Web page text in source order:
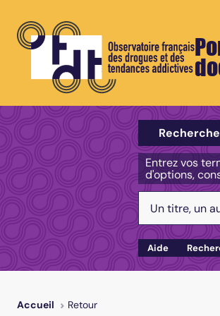
Sélectionner
Entrez vos
d'options,
Aide
Accueil Retour